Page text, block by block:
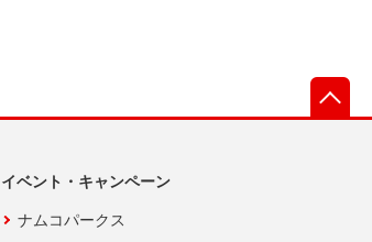
イベント・キャンペーン
ナムコパークス